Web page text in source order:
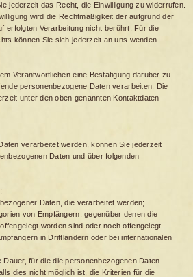
jederzeit das Recht, die Einwilligung zu widerrufen.
wird die Rechtmäßigkeit der aufgrund der
erfolgten Verarbeitung nicht berührt. Für die
können Sie sich jederzeit an uns wenden.
Verantwortlichen eine Bestätigung darüber zu
personenbezogene Daten verarbeiten. Die
unter den oben genannten Kontaktdaten
verarbeitet werden, können Sie jederzeit
Daten und über folgenden
Daten, die verarbeitet werden;
von Empfängern, gegenüber denen die
worden sind oder noch offengelegt
in Drittländern oder bei internationalen
Dauer, für die die personenbezogenen Daten
dies nicht möglich ist, die Kriterien für die